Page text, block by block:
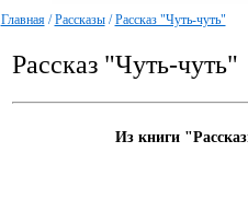
Главная/Рассказы/Рассказ "Чуть-чуть"
Рассказ "Чуть-чуть"
Из книги